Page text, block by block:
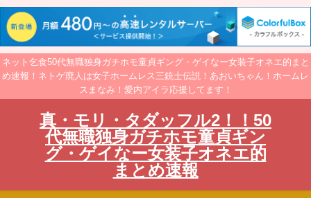
ネット乞食50代無職独身ガチホモ童貞ギング・ゲイなー女装子オネエ的まと
め速報！ネトゲ廃人は女子ホームレス三銃士伝説！あおいちゃん！ホームレ
スまなみ！愛内アイラ応援してます！
真・モリ・タダッフル2！！50
代無職独身ガチホモ童貞ギン
グ・ゲイなー女装子オネエ的
まとめ速報